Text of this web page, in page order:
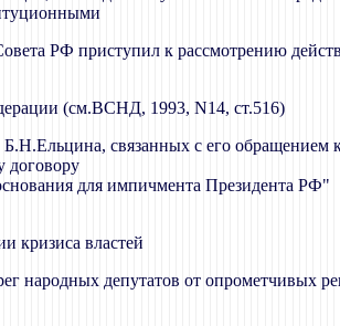
РФ приступил к рассмотрению
(см.ВСНД, 1993, N14, ст.516)
связанных с его обращением
договору
для импичмента Президента РФ"
кризиса властей
народных депутатов от опрометчивых